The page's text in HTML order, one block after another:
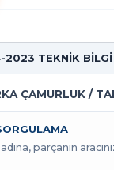
TEKNİK BİLGİ
ÇAMURLUK /
parçanın